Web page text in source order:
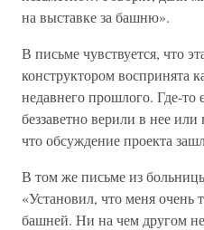
на выставке за башню».
В письме чувствуется, что
конструктором воспринята
недавнего прошлого. Где-то
беззаветно верили в нее
что обсуждение проекта
В том же письме из
«Установил, что меня очень
башней. Ни на чем другом